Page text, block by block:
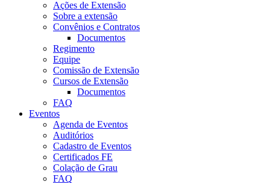
Ações de Extensão
Sobre a extensão
Convênios e Contratos
Documentos
Regimento
Equipe
Comissão de Extensão
Cursos de Extensão
Documentos
FAQ
Eventos
Agenda de Eventos
Auditórios
Cadastro de Eventos
Certificados FE
Colação de Grau
FAQ